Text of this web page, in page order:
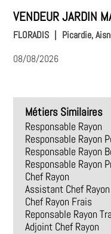
VENDEUR JARDIN
FLORADIS | Picardie,
08/08/2026
Métiers Similaires
Responsable Rayon
Responsable Rayon
Responsable Rayon
Responsable Rayon
Chef Rayon
Assistant Chef Rayon
Chef Rayon Frais
Reponsable Rayon
Adjoint Chef Rayon